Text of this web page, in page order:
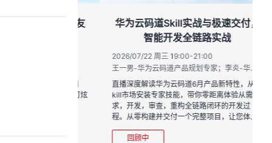
出、能带走、可炫
华为云码道Skill实战与极速交付，
智能开发全链路实战
2026/07/22 周三 19:00-21:00
王一男-华为云码道产品规划专家；李炎-华为云码道产品专家；姜浩-华为云HCDG核心组成员
直播深度解读华为云码道6月产品新特性，从S
kill市场安装专家技能，带你零距离体验从需
求，开发，审查，重构全链路闭环的开发过
程。从零构建并交付一个完整项目，让您体验
从代码提交到服务上线的“极速”之旅。